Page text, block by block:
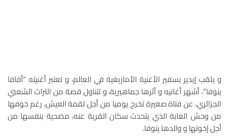
و يلقب إيدير بسفير الأغنية الأمازيغية في العالم، و تعتبر أغنيته “أفافا
ينوفا”، أشهر أغانيه و أثرها جماهيرية، و تتناول قصة من التراث الشعبي
الجزائري، عن فتاة صغيرة تخرج يوميا من أجل لقمة العيش، رغم خوفها
من وحش الغابة الذي يتحدث سكان القرية عنه، مضحية بنفسها من
أجل إخوتها و والدها ينوفا.